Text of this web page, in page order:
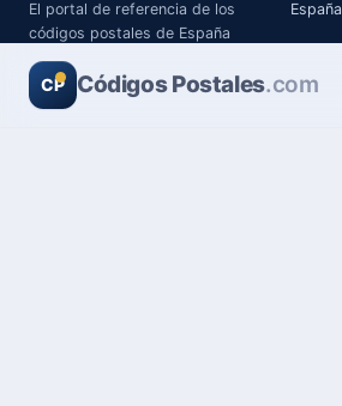
El portal de referencia de los
códigos postales de España
España
CP Códigos Postales.com